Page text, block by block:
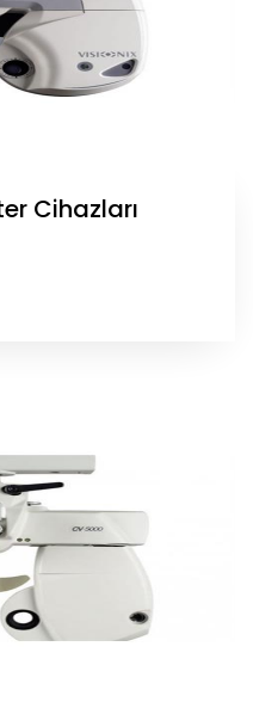
Cihazları